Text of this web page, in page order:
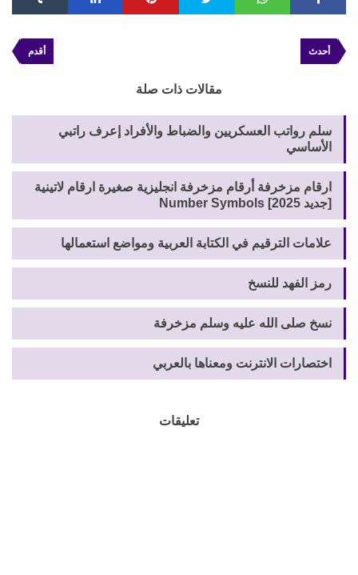
أحدث أقدم
مقالات ذات صلة
سلم رواتب العسكريين والضباط والأفراد إعرف راتبي
الأساسي
ارقام مزخرفة أرقام مزخرفة انجليزية صغيرة ارقام لاتينية
[جديد 2025] Number Symbols
علامات الترقيم في الكتابة العربية ومواضع استعمالها
رمز الفهد للنسخ
نسخ صلى الله عليه وسلم مزخرفة
اختصارات الانترنت ومعناها بالعربي
تعليقات